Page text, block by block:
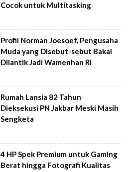
Cocok untuk Multitasking
Profil Norman Joesoef, Pengusaha
Muda yang Disebut-sebut Bakal
Dilantik Jadi Wamenhan RI
Rumah Lansia 82 Tahun
Dieksekusi PN Jakbar Meski Masih
Sengketa
4 HP Spek Premium untuk Gaming
Berat hingga Fotografi Kualitas